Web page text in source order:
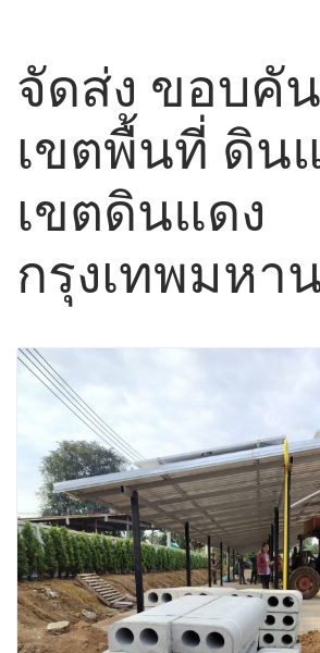
จัดส่ง ขอบคั
เขตพื้นที่ ดิน
เขตดินแดง
กรุงเทพมหา